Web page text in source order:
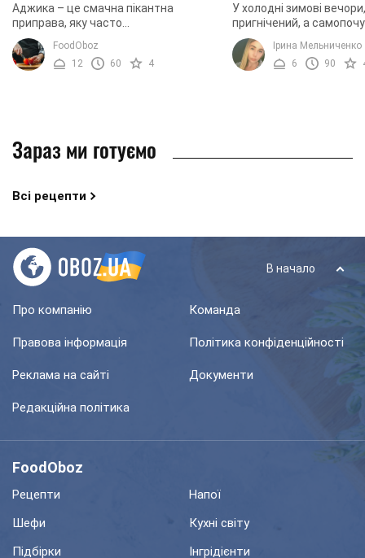
Аджика – це смачна пікантна
приправа, яку часто
використовували до основних страв
або до хліба. Вона достатньо пекуча,
але це надає їй особливо ...
FoodOboz
12
60 4
У холодні зимові
пригнічений, а
кращого, ви можете
можете внести
вашу сім'ю. ...
Ірина Мельниченко
6
90
Зараз ми готуємо
Всі рецепти
В начало
Про компанію Команда
Правова інформація Політика конфіденційності
Реклама на сайті Документи
Редакційна політика
FoodOboz
Рецепти
Напої
Шефи
Кухні світу
Підбірки
Інгрідієнти